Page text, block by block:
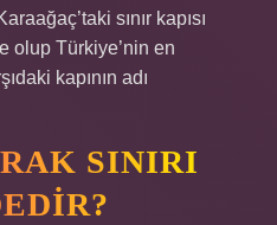
sınır kapısı
olup Türkiye’nin en
kapının adı
SINIRI